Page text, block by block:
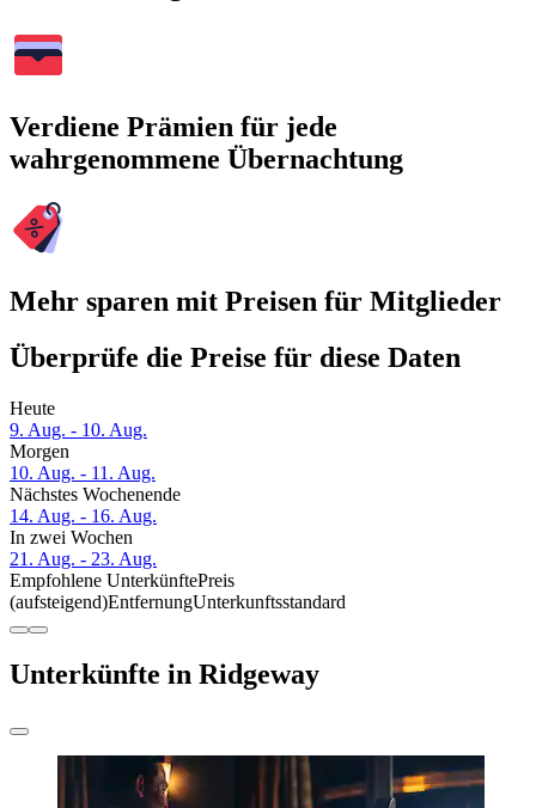
Verdiene Prämien für jede
wahrgenommene Übernachtung
Mehr sparen mit Preisen für Mitglieder
Überprüfe die Preise für diese Daten
Heute
9. Aug. - 10. Aug.
Morgen
10. Aug. - 11. Aug.
Nächstes Wochenende
14. Aug. - 16. Aug.
In zwei Wochen
21. Aug. - 23. Aug.
Empfohlene UnterkünftePreis
(aufsteigend)EntfernungUnterkunftsstandard
Unterkünfte in Ridgeway